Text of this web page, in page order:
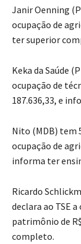
Janir Oenning
ocupação de
ter superior
Keka da Saúde
ocupação de
187.636,33, e
Nito (MDB) tem
ocupação de
informa ter
Ricardo
declara ao TSE
patrimônio de
completo.